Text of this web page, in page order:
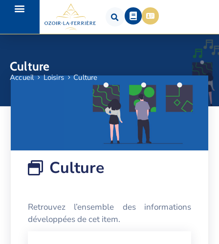
Culture
Accueil Loisirs Culture
Culture
Retrouvez l’ensemble des informations
développées de cet item.